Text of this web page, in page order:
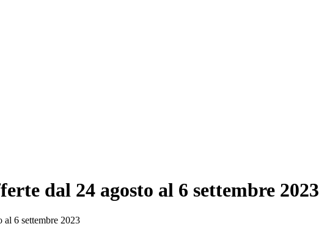
dal 24 agosto al 6 settembre 2023
6 settembre 2023